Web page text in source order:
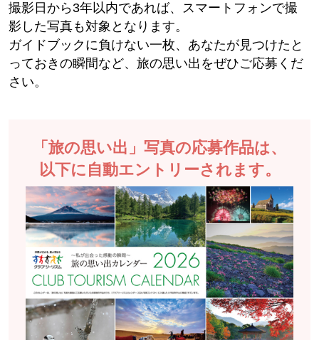
撮影日から3年以内であれば、スマートフォンで撮
影した写真も対象となります。
ガイドブックに負けない一枚、あなたが見つけたと
っておきの瞬間など、旅の思い出をぜひご応募くだ
さい。
「旅の思い出」写真の応募作品は、
以下に自動エントリーされます。